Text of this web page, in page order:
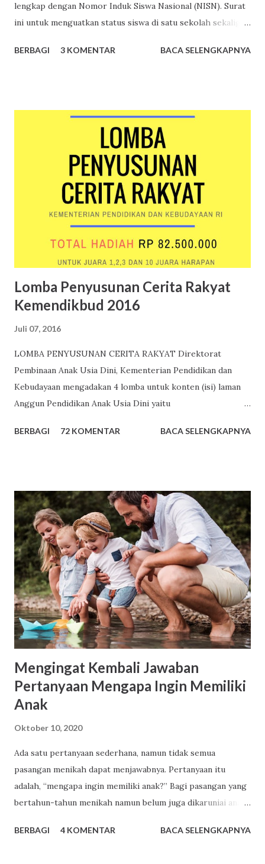
lengkap dengan Nomor Induk Siswa Nasional (NISN). Surat
ini untuk menguatkan status siswa di satu sekolah sekaligus
siswanya yang ingin mengikuti suatu lomba. Surat
dibuat oleh bagian administrasi sekolah, ditandatangani
kepala sekolah dan dibubuhi cap. Berikut ini merupakan
contoh surat keterangan siswa yang belum ditandatangani
kepala sekolah dan dibubuhi cap. Contoh surat
keterangan siswa yang belum dibubuhi cap sekolah dan
tanda tangan kepala sekolah Nomor Induk Siswa Nasional
Nomor Induk Siswa Nasional merupakan nomor identitas
unik yang diberikan secara acak kepada setiap siswa di
BERBAGI 3 KOMENTAR BACA SELENGKAPNYA
Lomba Penyusunan Cerita Rakyat
Kemendikbud 2016
Juli 07, 2016
LOMBA PENYUSUNAN CERITA RAKYAT Direktorat
Pembinaan Anak Usia Dini, Kementerian Pendidikan dan
Kebudayaan mengadakan 4 lomba untuk konten (isi) laman
Anggun Pendidikan Anak Usia Dini yaitu
http://www.paud.kemdikbud.go.id . Salah satu lomba
Usia Dini” Ketentuan Lomba Penyusunan Cerita Rakyat
Cerita rakyat fokus pada pengembangan Nilai Agama dan
Moral dan Bahasa. Sasaran pengguna cerita rakyat adalah
Guru PAUD, Pengelola PAUD. Cerita rakyat dapat
berbentuk; (1) Fable (cerita binatang) (2) Legenda (asal-
usul terjadinya suatu tempat) (3) Sage (unsur sebuah
sejarah) (4) Epos (kepahlawanan) (5) Cerita jenaka. Cerita
disampaikan dalam bahasa Indonesia yang baik dan benar.
Panjang naskah berad...
BERBAGI 72 KOMENTAR BACA SELENGKAPNYA
Mengingat Kembali Jawaban
Pertanyaan Mengapa Ingin Memiliki
Anak
Oktober 10, 2020
Ada satu pertanyaan sederhana, namun tidak semua
pasangan menikah dapat menjawabnya. Pertanyaan itu
adalah, “mengapa ingin memiliki anak?” Bagi pasangan yang
bertahun-tahun menikah namun belum juga dikaruniai anak,
melewati ribuan hari tanpa tangis bayi, tiada canda tawa
BERBAGI 4 KOMENTAR BACA SELENGKAPNYA